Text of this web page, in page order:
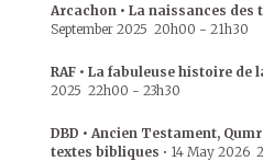
Arcachon • La naissances des
September 2025 20h00 - 21h30
RAF • La fabuleuse histoire de
2025 22h00 - 23h30
DBD • Ancien Testament,
textes bibliques • 14 May 2026